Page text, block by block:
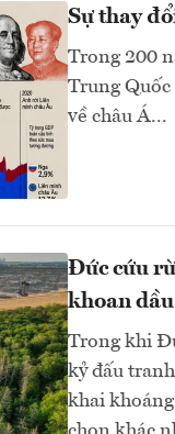
Sự thay
Trong 200
Trung
về châu Á...
Đức cứu
khoan
Trong khi
kỷ đấu
khai